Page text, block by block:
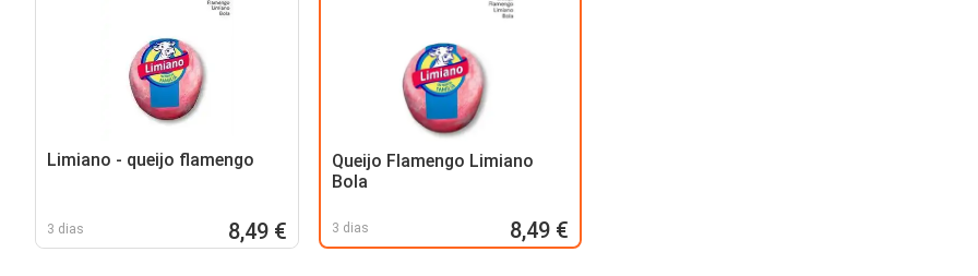
Limiano - queijo flamengo
3 dias 8,49 €
Queijo Flamengo Limiano
Bola
3 dias 8,49 €